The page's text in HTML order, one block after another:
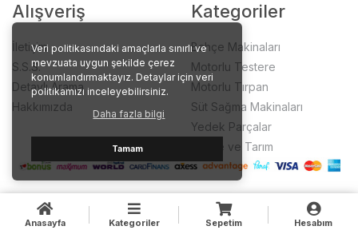
Veri politikasındaki amaçlarla sınırlı ve
mevzuata uygun şekilde çerez
konumlandırmaktayız. Detaylar için veri
politikamızı inceleyebilirsiniz.
Daha fazla bilgi
Tamam
Alışveriş
İletişim
S.S.S.
Detaylı Arama
Hakkımızda
Kategoriler
Bahçe Makinaları
Motorlu Testere
Motorlu Tırpan
Süt Sağma Makinaları
Yedek Parçalar
Bahçe ve Tarım
Anasayfa Kategoriler Sepetim Hesabım